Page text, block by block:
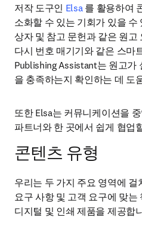
저작 도구인 Elsa 를 활용하여
소화할 수 있는 기회가 있을 수
상자 및 참고 문헌과 같은 원고
다시 번호 매기기와 같은 스마
Publishing Assistant는 원고가
을 충족하는지 확인하는 데 도
또한 Elsa는 커뮤니케이션을
파트너와 한 곳에서 쉽게 협업
콘텐츠 유형
우리는 두 가지 주요 영역에 걸
요구 사항 및 고객 요구에 맞
디지털 및 인쇄 제품을 제공합